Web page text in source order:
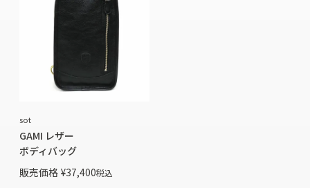
sot
GAMI レザー
ボディバッグ
販売価格 ¥37,400税込